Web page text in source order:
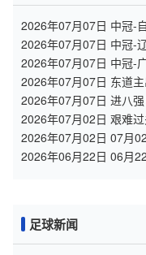
2026年07月07日 中冠-
门
2026年07月07日 中冠-
言和
2026年07月07日 中冠-
开二度
2026年07月07日 东道
巴洛贡补时被换下
2026年07月07日 进八
绝杀41岁C罗最后一舞
2026年07月02日 艰难
凯恩双响+绝杀
2026年07月02日 07月
进球视频
2026年06月22日 06月
足球新闻